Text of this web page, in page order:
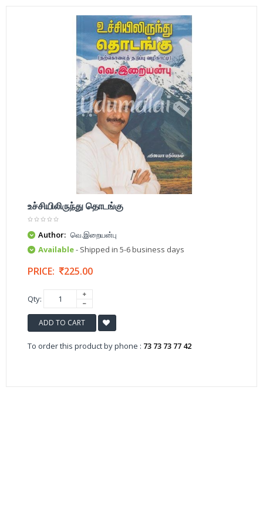
உச்சியிலிருந்து தொடங்கு
Author: வெ.இறையன்பு
Available- Shipped in 5-6 business days
PRICE: 225.00
Qty:
ADD TO CART
To order this product by phone : 73 73 73 77 42